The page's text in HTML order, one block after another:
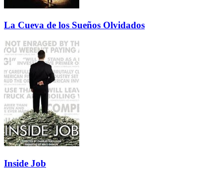
La Cueva de los Sueños Olvidados
Inside Job